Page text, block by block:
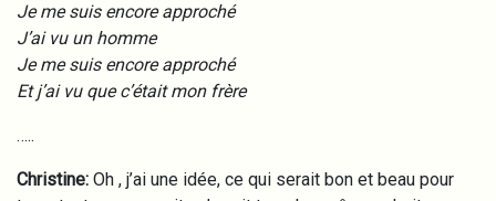
Je me suis encore approché
J’ai vu un homme
Je me suis encore approché
Et j’ai vu que c’était mon frère
…..
Christine: Oh , j’ai une idée, ce qui serait bon et beau pour